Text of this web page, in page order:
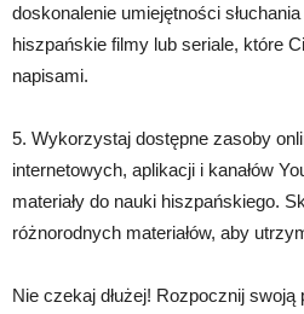
doskonalenie umiejętności
hiszpańskie filmy lub seriale, które
napisami.
5. Wykorzystaj dostępne zasoby
internetowych, aplikacji i kanałów
materiały do nauki hiszpańskiego.
różnorodnych materiałów, aby
Nie czekaj dłużej! Rozpocznij